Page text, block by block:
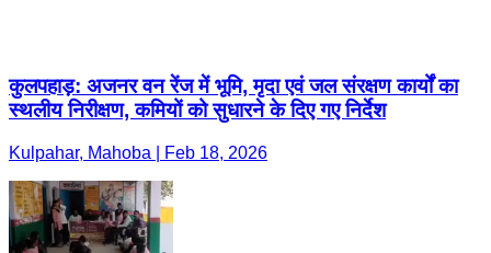
कुलपहाड़: अजनर वन रेंज में भूमि, मृदा एवं जल संरक्षण कार्यों का
स्थलीय निरीक्षण, कमियों को सुधारने के दिए गए निर्देश
Kulpahar, Mahoba | Feb 18, 2026